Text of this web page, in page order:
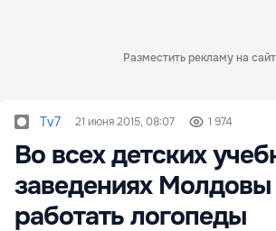
Разместить рекламу на
Tv7 21 июня 2015, 08:07 1 974
Во всех детских
заведениях Молдовы
работать логопеды